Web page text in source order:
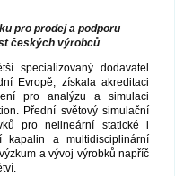
pro prodej a podporu
českých výrobců
specializovaný dodavatel
Evropě, získala akreditaci
pro analýzu a simulaci
Přední světový simulační
pro nelineární statické i
kapalin a multidisciplinární
a vývoj výrobků napříč